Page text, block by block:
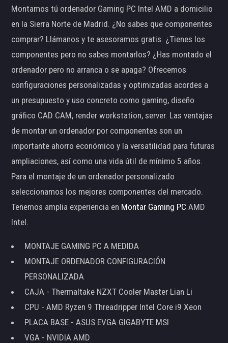
Montamos tú ordenador Gaming PC Intel AMD a domicilio
en la Sierra Norte de Madrid. ¿No sabes que componentes
comprar? Llámanos y te asesoramos gratis. ¿Tienes los
componentes pero no sabes montarlos? ¿Has montado el
ordenador pero no arranca o se apaga? Ofrecemos
configuraciones personalizadas y optimizadas acordes a
un presupuesto y uso concreto como gaming, diseño
gráfico CAD CAM, render workstation, server. Las ventajas
de montar un ordenador por componentes son un
importante ahorro económico y la versatilidad para futuras
ampliaciones, así como una vida útil de mínimo 5 años.
Para el montaje de un ordenador personalizado
seleccionamos los mejores componentes del mercado.
Tenemos amplia experiencia en Montar Gaming PC AMD
Intel.
MONTAJE GAMING PC A MEDIDA
MONTAJE ORDENADOR CONFIGURACIÓN
PERSONALIZADA
CAJA - Thermaltake NZXT Cooler Master Lian Li
CPU - AMD Ryzen 9 Threadripper Intel Core i9 Xeon
PLACA BASE - ASUS EVGA GIGABYTE MSI
VGA - NVIDIA AMD